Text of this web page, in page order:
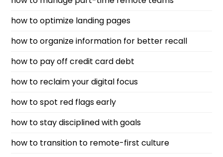
how to optimize landing pages
how to organize information for better recall
how to pay off credit card debt
how to reclaim your digital focus
how to spot red flags early
how to stay disciplined with goals
how to transition to remote-first culture